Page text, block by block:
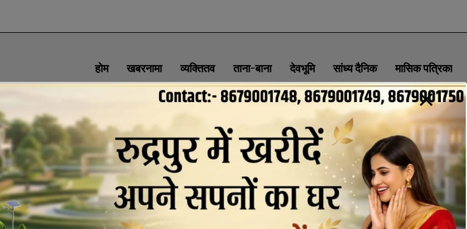
होम खबरनामा व्यक्तितव ताना-बाना देवभूमि सांध्य दैनिक मासिक पत्रिका
ABOUT CONTACT PRIVACY POLICY NEWSLETTER
CONTACT INFORMATION
uttaranchaldeep.news@gmail.com
SUBSCRIBE NOW